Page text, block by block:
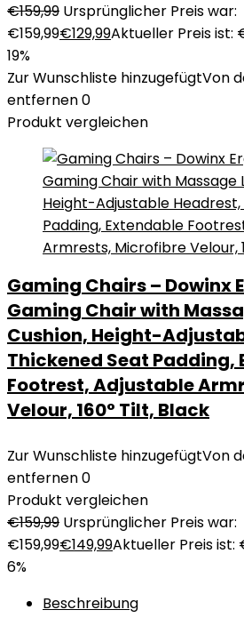
€159,99 Ursprünglicher Preis war:
€159,99€129,99Aktueller Preis ist:
19%
Zur Wunschliste hinzugefügtVon
entfernen0
Produkt vergleichen
Gaming Chairs – Dowinx
Gaming Chair with
Cushion, Height-
Thickened Seat Padding,
Footrest, Adjustable
Velour, 160° Tilt, Black
Zur Wunschliste hinzugefügtVon
entfernen0
Produkt vergleichen
€159,99 Ursprünglicher Preis war:
€159,99€149,99Aktueller Preis ist:
6%
Beschreibung